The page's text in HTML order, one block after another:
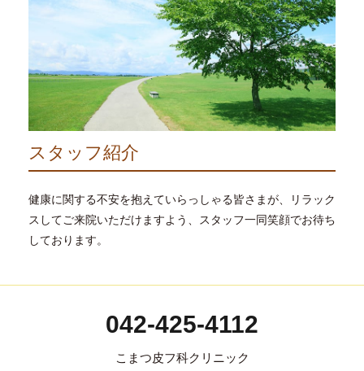
スタッフ紹介
健康に関する不安を抱えていらっしゃる皆さまが、リラック
スしてご来院いただけますよう、スタッフ一同笑顔でお待ち
しております。
042-425-4112
こまつ皮フ科クリニック